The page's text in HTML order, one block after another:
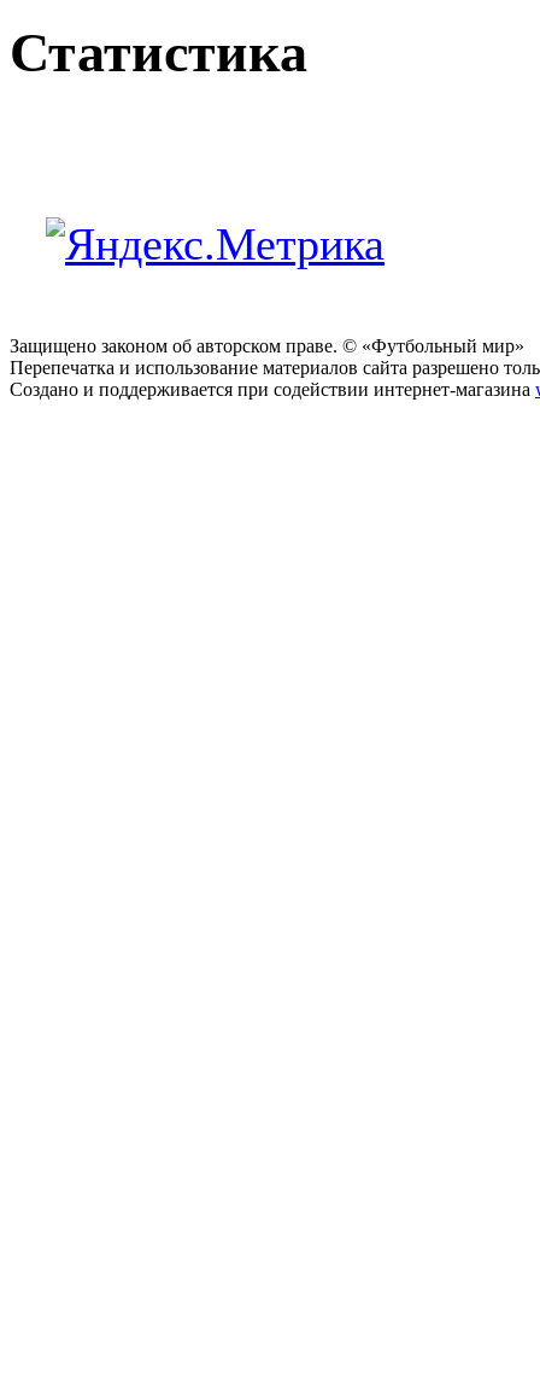
Статистика
Защищено законом об авторском праве. © «Футбольный мир»
Перепечатка и использование материалов сайта разрешено
Создано и поддерживается при содействии интернет-магазина